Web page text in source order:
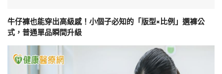
牛仔褲也能穿出高級感！小個子必知的「版型×比例」選褲公
式，普通單品瞬間升級